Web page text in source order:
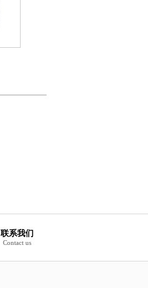
联系我们
Contact us